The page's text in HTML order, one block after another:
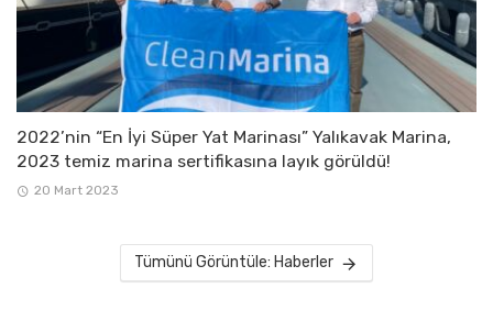
2022’nin “En İyi Süper Yat Marinası” Yalıkavak Marina,
2023 temiz marina sertifikasına layık görüldü!
20 Mart 2023
Tümünü Görüntüle: Haberler